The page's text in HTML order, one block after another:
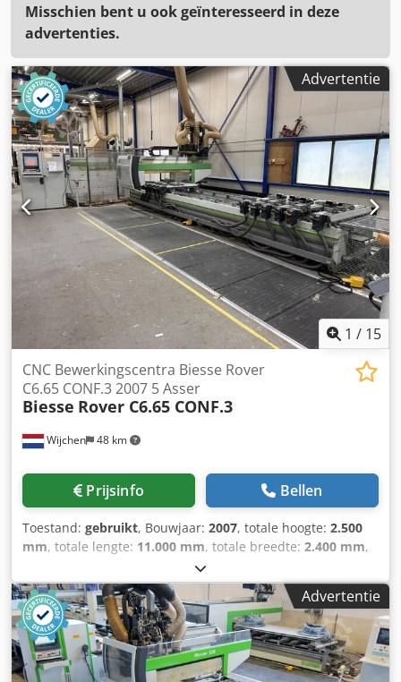
Misschien bent u ook geïnteresseerd in deze
advertenties.
Advertentie
1 / 15
Wijchen 48 km
CNC Bewerkingscentra Biesse Rover
C6.65 CONF.3 2007 5 Asser
Biesse Rover C6.65 CONF.3
Prijsinfo Bellen
Toestand: gebruikt, Bouwjaar: 2007, totale hoogte: 2.500
mm, totale lengte: 11.000 mm, totale breedte: 2.400 mm,
Kleur: Grijs Ledig gewicht: 7.200 kg Prijs: Op aanvraag -
Machine beschikbaar vanaf: 2026-06-24 - Bouwjaar: 2007 -
Documentatie aanwezig: Ja - └ Type documentatie:
Technische gegevens, Elektrische schema’s,
Gebruikershandleiding, Montage handleiding - └ Taal: NL -
└ Soort: Hardcopy - CE markering aanwezig: Ja - CE
certificaat aanwezig: Nee - Serienummer: 97649 - Aantal
Advertentie